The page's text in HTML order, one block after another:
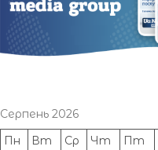
Серпень 2026
Пн
Вт Ср Чт Пт